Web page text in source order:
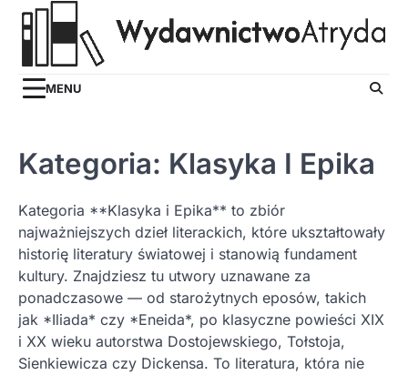
Skip
MENU
Kategoria: Klasyka I Epika
Kategoria **Klasyka i Epika** to zbiór
najważniejszych dzieł literackich, które ukształtowały
historię literatury światowej i stanowią fundament
kultury. Znajdziesz tu utwory uznawane za
ponadczasowe — od starożytnych eposów, takich
jak *Iliada* czy *Eneida*, po klasyczne powieści XIX
i XX wieku autorstwa Dostojewskiego, Tołstoja,
Sienkiewicza czy Dickensa. To literatura, która nie